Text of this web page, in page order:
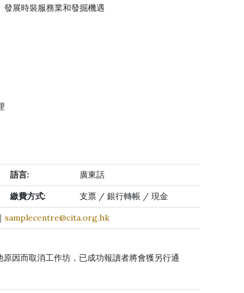
發展時裝服務業和發掘機遇
語言:
廣東話
繳費方式:
支票 / 銀行轉帳 / 現金
samplecentre@cita.org.hk
因而取消工作坊，已成功報讀者將會獲另行通